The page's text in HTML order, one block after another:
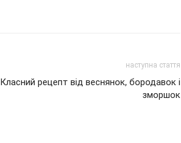
наступна стаття
Класний рецепт від веснянок, бородавок і
зморшок